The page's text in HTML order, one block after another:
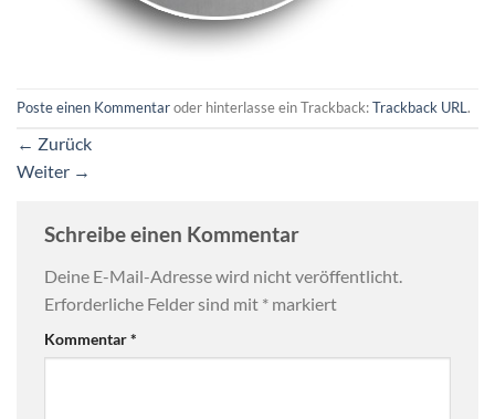
Poste einen Kommentaroder hinterlasse ein Trackback:Trackback URL.
← Zurück
Weiter →
Schreibe einen Kommentar
Deine E-Mail-Adresse wird nicht veröffentlicht.
Erforderliche Felder sind mit * markiert
Kommentar*